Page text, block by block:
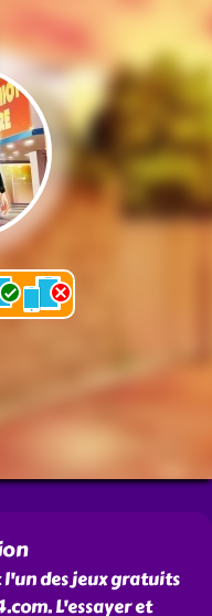
l'un des jeux gratuits
L'essayer et